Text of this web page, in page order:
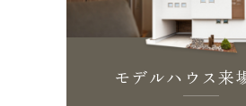
モデルハウス来